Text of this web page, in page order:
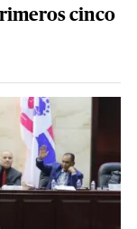
cinco